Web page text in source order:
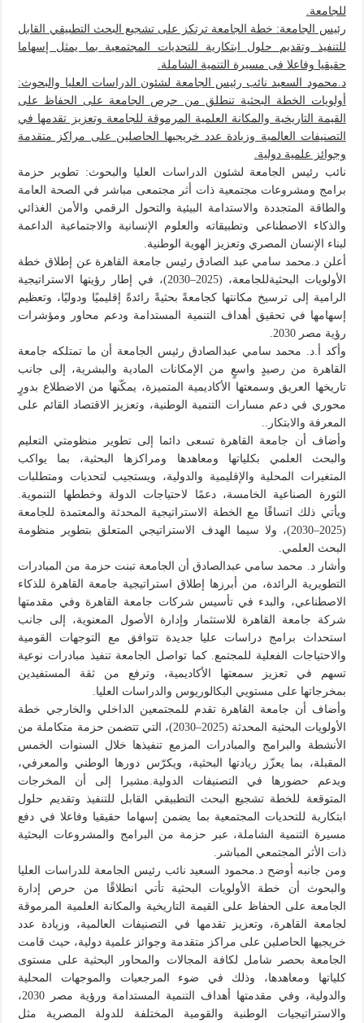
للجامعة.
رئيس الجامعة: خطة الجامعة ترتكز على تشجيع البحث التطبيقي القابل
للتنفيذ وتقديم حلول ابتكارية للتحديات المجتمعية بما يمثل إسهاما
حقيقيا وفاعلا فى مسيرة التنمية الشاملة.
د.محمود السعيد نائب رئيس الجامعة لشئون الدراسات العليا والبحوث:
أولويات الخطة البحثية تنطلق من حرص الجامعة على الحفاظ على
القيمة التاريخية والمكانة العلمية المرموقة للجامعة وتعزيز تقدمها في
التصنيفات العالمية وزيادة عدد خريجيها الحاصلين على مراكز متقدمة
وجوائز علمية دولية.
نائب رئيس الجامعة لشئون الدراسات العليا والبحوث: تطوير حزمة
برامج ومشروعات مجتمعية ذات أثر مجتمعى مباشر في الصحة العامة
والطاقة المتجددة والاستدامة البيئية والتحول الرقمي والأمن الغذائي
والذكاء الاصطناعي وتطبيقاته والعلوم الإنسانية والاجتماعية الداعمة
لبناء الإنسان المصري وتعزيز الهوية الوطنية.
أعلن د.محمد سامي عبد الصادق رئيس جامعة القاهرة عن إطلاق خطة
الأولويات البحثيةللجامعة، (2025–2030)، في إطار رؤيتها الاستراتيجية
الرامية إلى ترسيخ مكانتها كجامعةً بحثيةً رائدةً إقليميًا ودوليًا، وتعظيم
إسهامها في تحقيق أهداف التنمية المستدامة ودعم محاور ومؤشرات
رؤية مصر 2030.
وأكد أ.د. محمد سامي عبدالصادق رئيس الجامعة أن ما تمتلكه جامعة
القاهرة من رصيدٍ واسعٍ من الإمكانات المادية والبشرية، إلى جانب
تاريخها العريق وسمعتها الأكاديمية المتميزة، يمكّنها من الاضطلاع بدورٍ
محوري في دعم مسارات التنمية الوطنية، وتعزيز الاقتصاد القائم على
المعرفة والابتكار..
وأضاف أن جامعة القاهرة تسعى دائما إلى تطوير منظومتي التعليم
والبحث العلمي بكلياتها ومعاهدها ومراكزها البحثية، بما يواكب
المتغيرات المحلية والإقليمية والدولية، ويستجيب لتحديات ومتطلبات
الثورة الصناعية الخامسة، دعمًا لاحتياجات الدولة وخططها التنموية.
ويأتي ذلك اتساقًا مع الخطة الاستراتيجية المحدثة والمعتمدة للجامعة
(2025–2030)، ولا سيما الهدف الاستراتيجي المتعلق بتطوير منظومة
البحث العلمي.
وأشار د. محمد سامي عبدالصادق أن الجامعة تبنت حزمة من المبادرات
التطويرية الرائدة، من أبرزها إطلاق استراتيجية جامعة القاهرة للذكاء
الاصطناعي، والبدء في تأسيس شركات جامعة القاهرة وفي مقدمتها
شركة جامعة القاهرة للاستثمار وإدارة الأصول المعنوية، إلى جانب
استحداث برامج دراسات عليا جديدة تتوافق مع التوجهات القومية
والاحتياجات الفعلية للمجتمع. كما تواصل الجامعة تنفيذ مبادرات نوعية
تسهم في تعزيز سمعتها الأكاديمية، وترفع من ثقة المستفيدين
بمخرجاتها على مستويي البكالوريوس والدراسات العليا.
وأضاف أن جامعة القاهرة تقدم للمجتمعين الداخلي والخارجي خطة
الأولويات البحثية المحدثة (2025–2030)، التي تتضمن حزمة متكاملة من
الأنشطة والبرامج والمبادرات المزمع تنفيذها خلال السنوات الخمس
المقبلة، بما يعزّز ريادتها البحثية، ويكرّس دورها الوطني والمعرفي،
ويدعم حضورها في التصنيفات الدولية.مشيرا إلى أن المخرجات
المتوقعة للخطة تشجيع البحث التطبيقي القابل للتنفيذ وتقديم حلول
ابتكارية للتحديات المجتمعية بما يضمن إسهاما حقيقيا وفاعلا في دفع
مسيرة التنمية الشاملة، عبر حزمة من البرامج والمشروعات البحثية
ذات الأثر المجتمعي المباشر.
ومن جانبه أوضح د.محمود السعيد نائب رئيس الجامعة للدراسات العليا
والبحوث أن خطة الأولويات البحثية تأتي انطلاقًا من حرص إدارة
الجامعة على الحفاظ على القيمة التاريخية والمكانة العلمية المرموقة
لجامعة القاهرة، وتعزيز تقدمها في التصنيفات العالمية، وزيادة عدد
خريجيها الحاصلين على مراكز متقدمة وجوائز علمية دولية، حيث قامت
الجامعة بحصر شامل لكافة المجالات والمحاور البحثية على مستوى
كلياتها ومعاهدها، وذلك في ضوء المرجعيات والموجهات المحلية
والدولية، وفي مقدمتها أهداف التنمية المستدامة ورؤية مصر 2030،
والاستراتيجيات الوطنية والقومية المختلفة للدولة المصرية مثل